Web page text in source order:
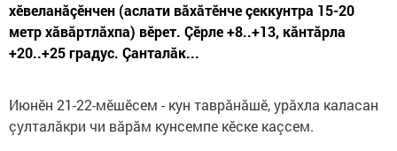
хӗвеланăçӗнчен (аслати вăхăтӗнче çеккунтра 15-20
метр хăвăртлăхпа) вӗрет. Çӗрле +8..+13, кăнтăрла
+20..+25 градус. Çанталăк...
Июнӗн 21-22-мӗшӗсем - кун таврăнăшӗ, урăхла каласан
çулталăкри чи вăрăм кунсемпе кӗске каçсем.